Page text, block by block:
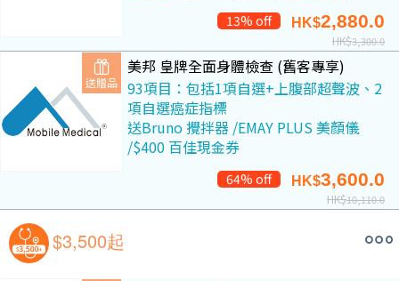
13% off HK$2,880.0
HK$3,300.0
送贈品
美邦 皇牌全面身體檢查 (舊客專享)
93項目：包括1項自選+上腹部超聲波、2
項自選癌症指標
送Bruno 攪拌器 /EMAY PLUS 美顏儀
/$400 百佳現金券
64% off HK$3,600.0
HK$10,110.0
$3,500起